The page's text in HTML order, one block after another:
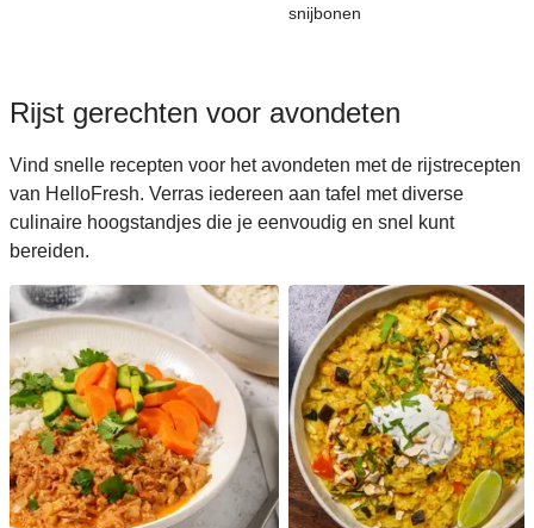
snijbonen
Rijst gerechten voor avondeten
Vind snelle recepten voor het avondeten met de rijstrecepten
van HelloFresh. Verras iedereen aan tafel met diverse
culinaire hoogstandjes die je eenvoudig en snel kunt
bereiden.